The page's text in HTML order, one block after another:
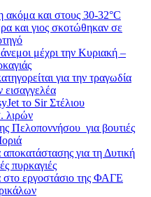
ακόμα και στους 30-32°C
και γιος σκοτώθηκαν σε
μέχρι την Κυριακή –
για την τραγωδία
εισαγγελέα
το Sir Στέλιου
λιρών
Πελοποννήσου για βουτιές
για τη Δυτική
πυρκαγιές
στο εργοστάσιο της ΦΑΓΕ